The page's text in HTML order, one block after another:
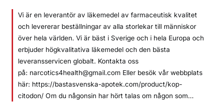
Vi är en leverantör av läkemedel av farmaceutisk kvalitet
och levererar beställningar av alla storlekar till människor
över hela världen. Vi är bäst i Sverige och i hela Europa och
erbjuder högkvalitativa läkemedel och den bästa
leveransservicen globalt. Kontakta oss
på: narcotics4health@gmail.com Eller besök vår webbplats
här: https://bastasvenska-apotek.com/product/kop-
citodon/ Om du någonsin har hört talas om någon som…